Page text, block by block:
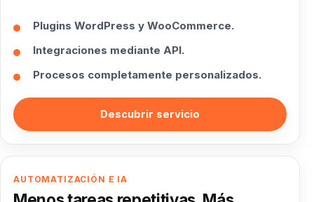
Plugins WordPress y WooCommerce.
Integraciones mediante API.
Procesos completamente personalizados.
Descubrir servicio
AUTOMATIZACIÓN E IA